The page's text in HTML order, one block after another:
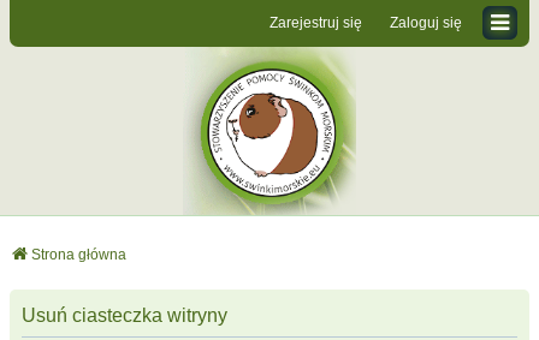
Zaloguj się
Zarejestruj się
Strona główna
Usuń ciasteczka witryny